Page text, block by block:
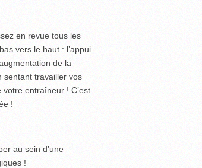
en revue tous les
vers le haut : l’appui
de la
sentant travailler vos
entraîneur ! C’est
!
au sein d’une
!